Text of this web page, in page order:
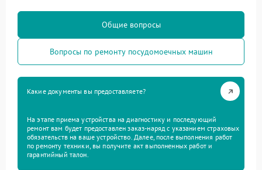
Общие вопросы
Вопросы по ремонту посудомоечных машин
Какие документы вы предоставляете?
На этапе приема устройства на диагностику и последующий
ремонт вам будет предоставлен заказ-наряд с указанием страховых
обязательств на ваше устройство. Далее, после выполнения работ
по ремонту техники, вы получите акт выполненных работ и
гарантийный талон.